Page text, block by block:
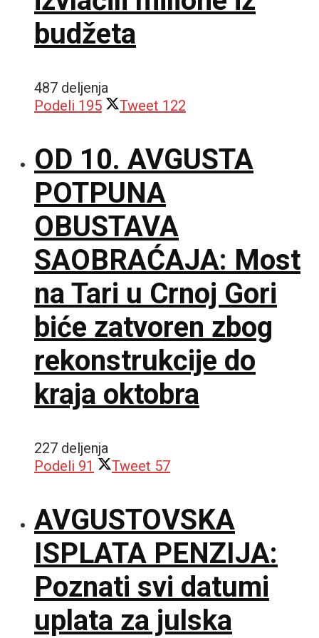
budžeta
487 deljenja
Podeli 195 Tweet 122
OD 10. AVGUSTA
POTPUNA
OBUSTAVA
SAOBRAĆAJA: Most
na Tari u Crnoj Gori
biće zatvoren zbog
rekonstrukcije do
kraja oktobra
227 deljenja
Podeli 91 Tweet 57
AVGUSTOVSKA
ISPLATA PENZIJA:
Poznati svi datumi
uplata za julska